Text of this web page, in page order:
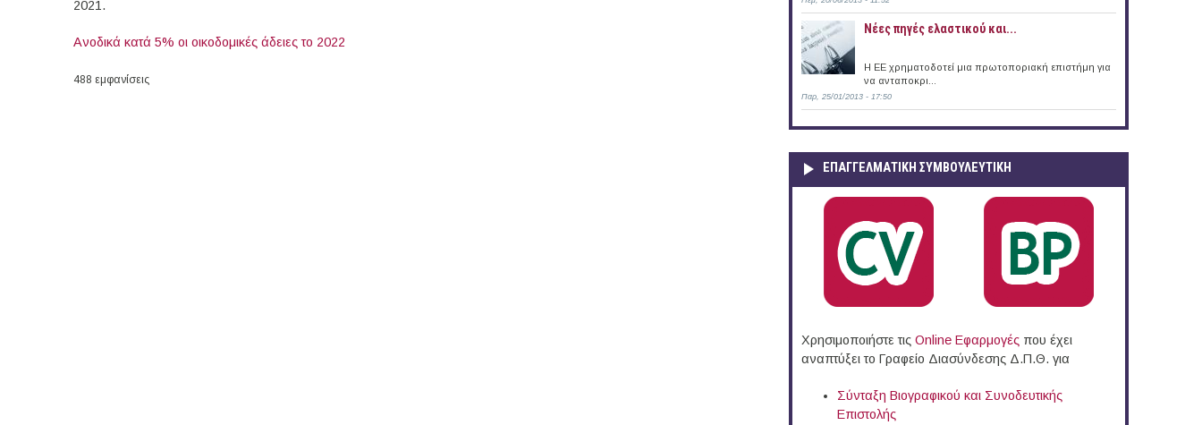
2021.
Ανοδικά κατά 5% οι οικοδομικές άδειες το 2022
488 εμφανίσεις
Νέες πηγές ελαστικού και...
Η ΕΕ χρηματοδοτεί μια πρωτοποριακή επιστήμη για
να ανταποκρι...
Παρ, 25/01/2013 - 17:50
ΕΠΑΓΓΕΛΜΑΤΙΚΉ ΣΥΜΒΟΥΛΕΥΤΙΚΉ
Χρησιμοποιήστε τις Online Eφαρμογές που έχει
αναπτύξει το Γραφείο Διασύνδεσης Δ.Π.Θ. για
Σύνταξη Βιογραφικού και Συνοδευτικής
Επιστολής